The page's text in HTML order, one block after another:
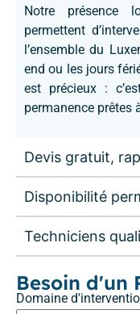
Notre présence
permettent
l’ensemble du
end ou les jours
est précieux :
permanence prêtes
Devis gratuit,
Disponibilité
Techniciens
Besoin d'un
Domaine